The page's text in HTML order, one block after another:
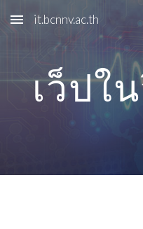
Skip to main content
it.bcnnv.ac.th
เว็ปใ